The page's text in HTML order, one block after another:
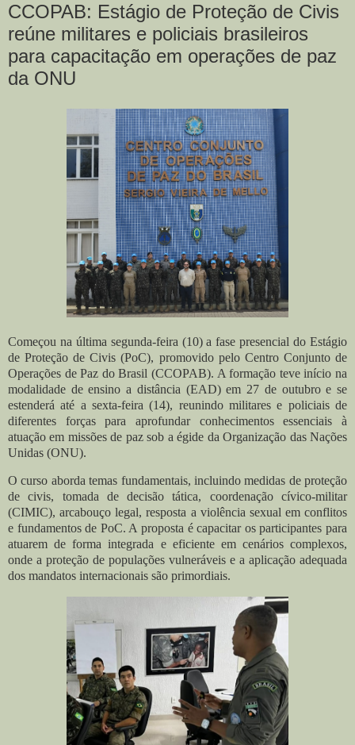
CCOPAB: Estágio de Proteção de Civis
reúne militares e policiais brasileiros
para capacitação em operações de paz
da ONU
Começou na última segunda-feira (10) a fase presencial do Estágio
de Proteção de Civis (PoC), promovido pelo Centro Conjunto de
Operações de Paz do Brasil (CCOPAB). A formação teve início na
modalidade de ensino a distância (EAD) em 27 de outubro e se
estenderá até a sexta-feira (14), reunindo militares e policiais de
diferentes forças para aprofundar conhecimentos essenciais à
atuação em missões de paz sob a égide da Organização das Nações
Unidas (ONU).
O curso aborda temas fundamentais, incluindo medidas de proteção
de civis, tomada de decisão tática, coordenação cívico-militar
(CIMIC), arcabouço legal, resposta a violência sexual em conflitos
e fundamentos de PoC. A proposta é capacitar os participantes para
atuarem de forma integrada e eficiente em cenários complexos,
onde a proteção de populações vulneráveis e a aplicação adequada
dos mandatos internacionais são primordiais.